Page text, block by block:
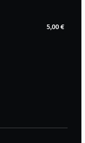
5,00 €